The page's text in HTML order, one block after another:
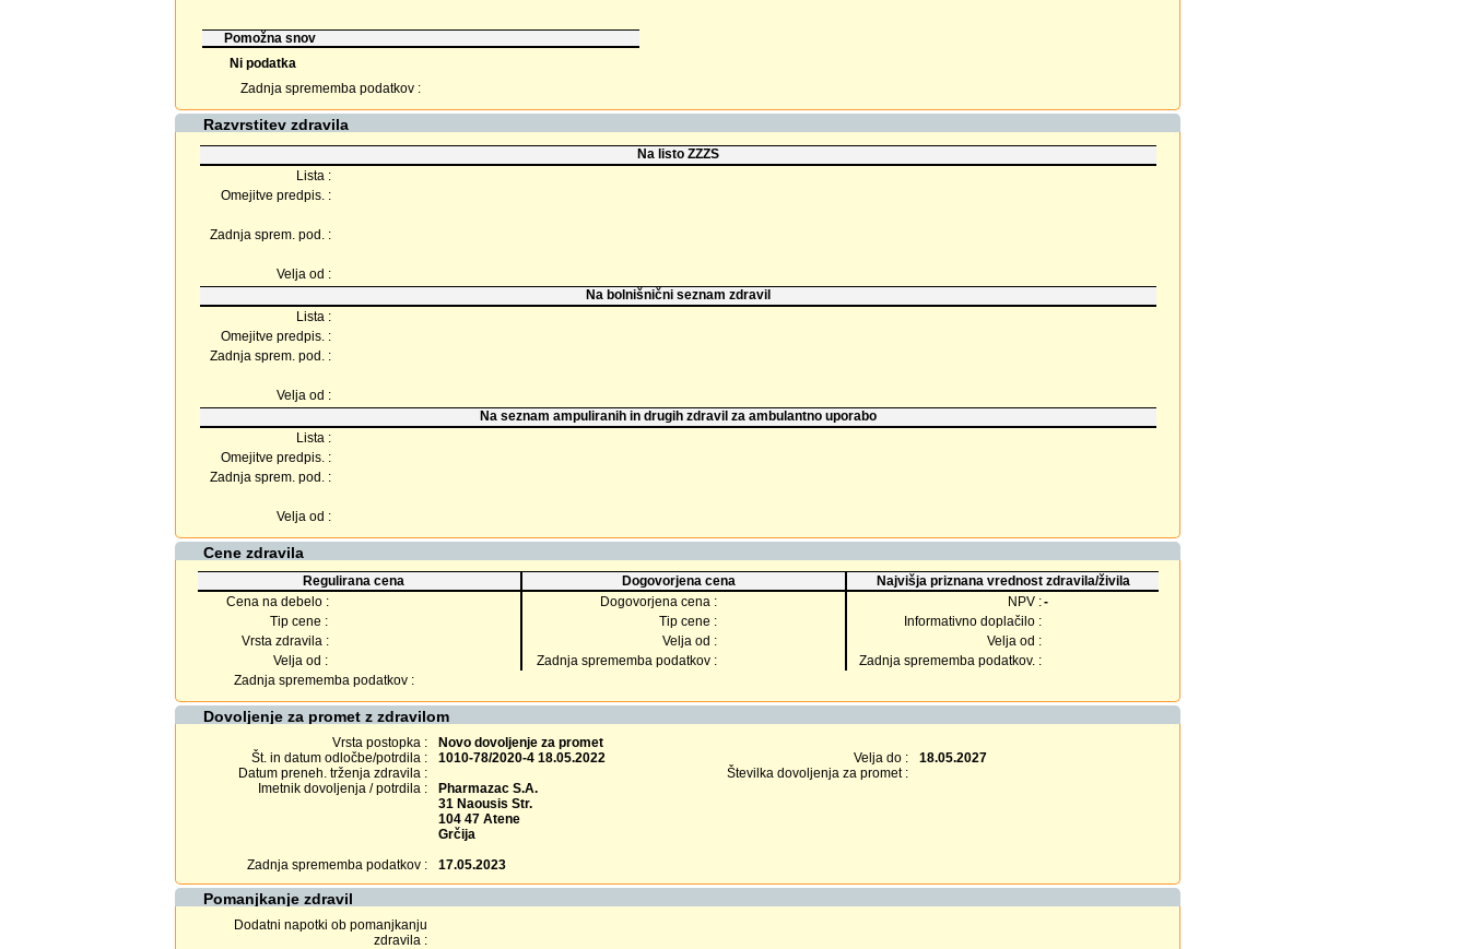
Pomožna snov
Ni podatka
Zadnja sprememba podatkov :
Razvrstitev zdravila
Na listo ZZZS
Lista :
Omejitve predpis. :
Zadnja sprem. pod. :
Velja od :
Na bolnišnični seznam zdravil
Lista :
Omejitve predpis. :
Zadnja sprem. pod. :
Velja od :
Na seznam ampuliranih in drugih zdravil za ambulantno uporabo
Lista :
Omejitve predpis. :
Zadnja sprem. pod. :
Velja od :
Cene zdravila
Regulirana cena Dogovorjena cena
Najvišja priznana vrednost zdravila/živila
Cena na debelo :
Dogovorjena cena : NPV :-
Tip cene :
Tip cene :
Informativno doplačilo :
Vrsta zdravila :
Velja od :
Velja od :
Velja od :
Zadnja sprememba podatkov :
Zadnja sprememba podatkov. :
Zadnja sprememba podatkov :
Dovoljenje za promet z zdravilom
Vrsta postopka :
Novo dovoljenje za promet
Št. in datum odločbe/potrdila :
1010-78/2020-4 18.05.2022 Velja do :
18.05.2027
Datum preneh. trženja zdravila :
Številka dovoljenja za promet :
Imetnik dovoljenja / potrdila :
Pharmazac S.A.
31 Naousis Str.
104 47 Atene
Grčija
Zadnja sprememba podatkov :
17.05.2023
Pomanjkanje zdravil
Dodatni napotki ob pomanjkanju
zdravila :